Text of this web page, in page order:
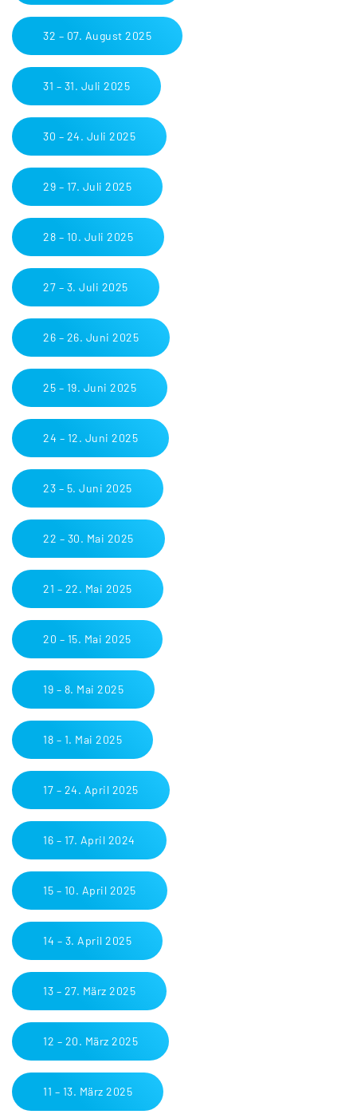
32 – 07. August 2025
31 – 31. Juli 2025
30 – 24. Juli 2025
29 – 17. Juli 2025
28 – 10. Juli 2025
27 – 3. Juli 2025
26 – 26. Juni 2025
25 – 19. Juni 2025
24 – 12. Juni 2025
23 – 5. Juni 2025
22 – 30. Mai 2025
21 – 22. Mai 2025
20 – 15. Mai 2025
19 – 8. Mai 2025
18 – 1. Mai 2025
17 – 24. April 2025
16 – 17. April 2024
15 – 10. April 2025
14 – 3. April 2025
13 – 27. März 2025
12 – 20. März 2025
11 – 13. März 2025